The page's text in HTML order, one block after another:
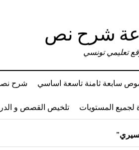
شرح نص
تعليمي تونسي
سابعة ثامنة تاسعة اساسي شرح
المستويات تلخيص القصص و